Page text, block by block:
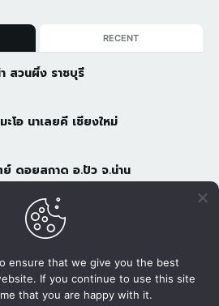
RECENT
สวนผึ้ง ราชบุรี
โอ นาเลยคี เชียงใหม่
ย์ ดอยสกาด อ.ปัว จ.น่าน
า เชียงราย
พกเกจกับผู้ให้บริการโดยตรง โทรศัพท์
ensure that we give you the best
If you continue to use this site
that you are happy with it.